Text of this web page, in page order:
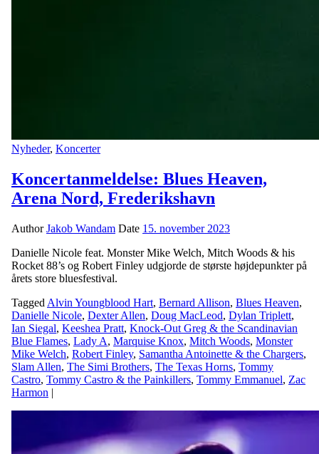
Nyheder, Koncerter
Koncertanmeldelse: Blues Heaven,
Arena Nord, Frederikshavn
AuthorJakob Wandam Date 15. november 2023
Danielle Nicole feat. Monster Mike Welch, Mitch Woods & his
Rocket 88’s og Robert Finley udgjorde de største højdepunkter på
årets store bluesfestival.
Tagged Alvin Youngblood Hart, Bernard Allison, Blues Heaven,
Danielle Nicole, Dexter Allen, Doug MacLeod, Dylan Triplett,
Ian Siegal, Keeshea Pratt, Knock-Out Greg & the Scandinavian
Blue Flames, Lady A, Marquise Knox, Mitch Woods, Monster
Mike Welch, Robert Finley, Samantha Antoinette & the Chargers,
Slam Allen, The Simi Brothers, The Texas Horns, Tommy
Castro, Tommy Castro & the Painkillers, Tommy Emmanuel, Zac
Harmon |